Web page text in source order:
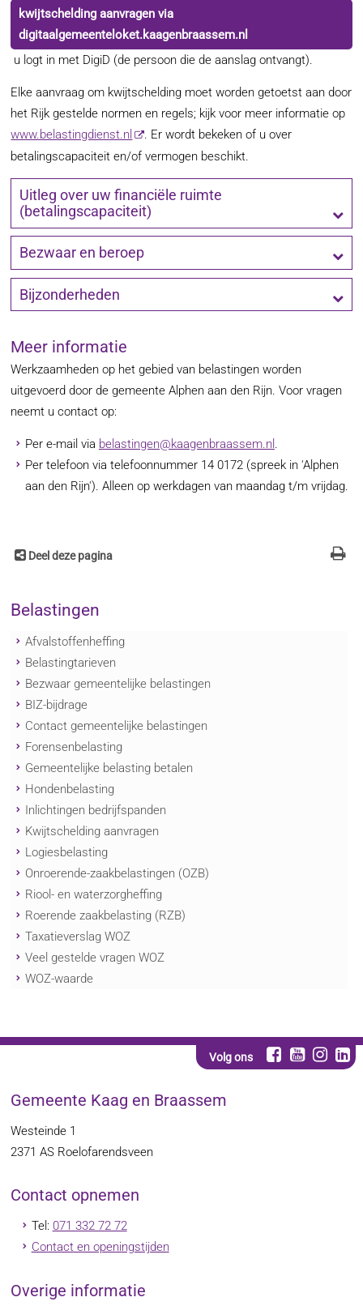
kwijtschelding aanvragen via
digitaalgemeenteloket.kaagenbraassem.nl
u logt in met DigiD (de persoon die de aanslag ontvangt).
Elke aanvraag om kwijtschelding moet worden getoetst aan door
het Rijk gestelde normen en regels; kijk voor meer informatie op
www.belastingdienst.nl
. Er wordt bekeken of u over
betalingscapaciteit en/of vermogen beschikt.
Uitleg over uw financiële ruimte
(betalingscapaciteit)
Bezwaar en beroep
Bijzonderheden
Meer informatie
Werkzaamheden op het gebied van belastingen worden
uitgevoerd door de gemeente Alphen aan den Rijn. Voor vragen
neemt u contact op:
Per e-mail via belastingen@kaagenbraassem.nl .
Per telefoon via telefoonnummer 14 0172 (spreek in 'Alphen
aan den Rijn'). Alleen op werkdagen van maandag t/m vrijdag.
Deel deze pagina
Belastingen
Afvalstoffenheffing
Belastingtarieven
Bezwaar gemeentelijke belastingen
BIZ-bijdrage
Contact gemeentelijke belastingen
Forensenbelasting
Gemeentelijke belasting betalen
Hondenbelasting
Inlichtingen bedrijfspanden
Kwijtschelding aanvragen
Logiesbelasting
Onroerende-zaakbelastingen (OZB)
Riool- en waterzorgheffing
Roerende zaakbelasting (RZB)
Taxatieverslag WOZ
Veel gestelde vragen WOZ
WOZ-waarde
Volg ons
Gemeente Kaag en Braassem
Westeinde 1
2371 AS Roelofarendsveen
Contact opnemen
Tel: 071 332 72 72
Contact en openingstijden
Overige informatie